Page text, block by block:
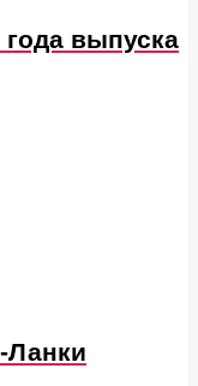
года выпуска
Ланки